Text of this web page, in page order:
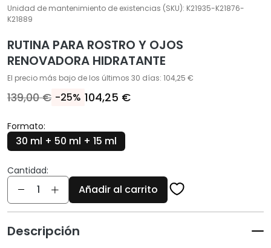
m
i
n
t
o
s
e
p
e
í
f
i
c
o
Unidad de mantenimiento de existencias (SKU): K21935-K21876-
K21889
RUTINA PARA ROSTRO Y OJOS
RENOVADORA HIDRATANTE
El precio más bajo de los últimos 30 días: 104,25 €
104,25 €
139,00 € -25%
Formato:
30 ml + 50 ml + 15 ml
Cantidad:
Cantidad Añadir al carrito
Descripción